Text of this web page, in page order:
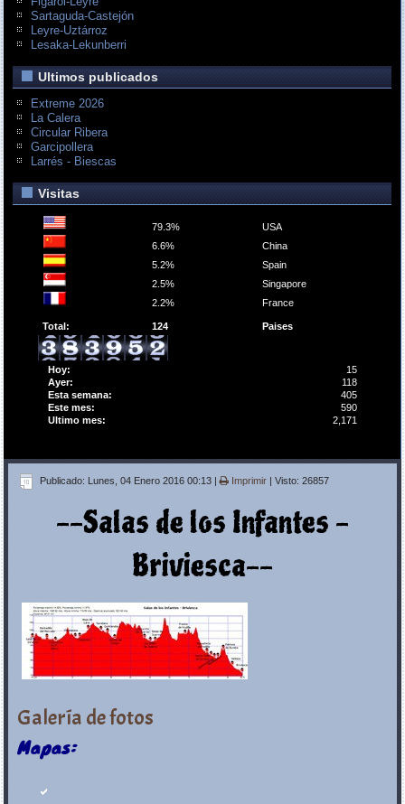
Sartaguda-Castejón
Leyre-Uztárroz
Lesaka-Lekunberri
Ultimos publicados
Extreme 2026
La Calera
Circular Ribera
Garcipollera
Larrés - Biescas
Visitas
79.3%
USA
6.6%
China
5.2%
Spain
2.5%
Singapore
2.2%
France
Total: 124 Paises
Hoy:
15
Ayer:
118
Esta semana:
405
Este mes:
590
Ultimo mes:
2,171
Publicado: Lunes, 04 Enero 2016 00:13 | Imprimir | Visto: 26857
--Salas de los Infantes -
Briviesca--
Galería de fotos
Mapas: